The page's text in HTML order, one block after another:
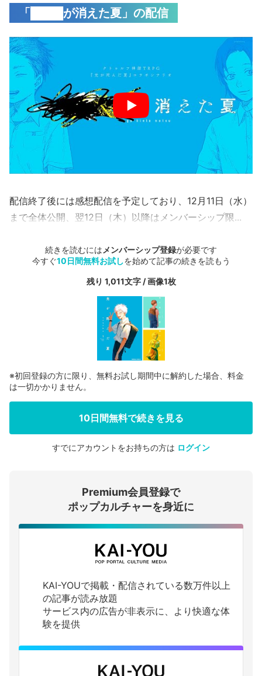
「████が消えた夏」の配信
配信終了後には感想配信を予定しており、12月11日（水）
まで全体公開、翌12日（木）以降はメンバーシップ限...
続きを読むには メンバーシップ登録が必要です
今すぐ10日間無料お試しを始めて記事の続きを読もう
残り 1,011文字 / 画像1枚
会員登録する
ログインする
※初回登録の方に限り、無料お試し期間中に解約した場合、料金
は一切かかりません。
10日間無料で続きを見る
すでにアカウントをお持ちの方は ログイン
Premium会員登録で
ポップカルチャーを身近に
KAI-YOUで掲載・配信されている数万件以上
の記事が読み放題
サービス内の広告が非表示に、より快適な体
験を提供